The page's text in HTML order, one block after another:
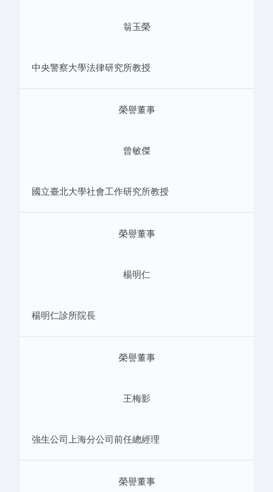
翁玉榮
中央警察大學法律研究所教授
榮譽董事
曾敏傑
國立臺北大學社會工作研究所教授
榮譽董事
楊明仁
楊明仁診所院長
榮譽董事
王梅影
強生公司上海分公司前任總經理
榮譽董事